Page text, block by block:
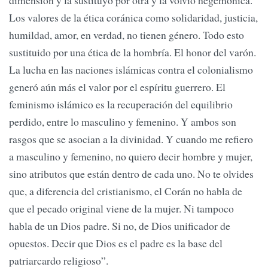
Los valores de la ética coránica como solidaridad, justicia,
humildad, amor, en verdad, no tienen género. Todo esto
sustituido por una ética de la hombría. El honor del varón.
La lucha en las naciones islámicas contra el colonialismo
generó aún más el valor por el espíritu guerrero. El
feminismo islámico es la recuperación del equilibrio
perdido, entre lo masculino y femenino. Y ambos son
rasgos que se asocian a la divinidad. Y cuando me refiero
a masculino y femenino, no quiero decir hombre y mujer,
sino atributos que están dentro de cada uno. No te olvides
que, a diferencia del cristianismo, el Corán no habla de
que el pecado original viene de la mujer. Ni tampoco
habla de un Dios padre. Si no, de Dios unificador de
opuestos. Decir que Dios es el padre es la base del
patriarcardo religioso”.